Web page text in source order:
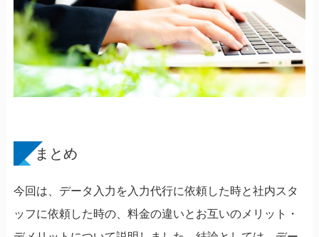
まとめ
今回は、データ入力を入力代行に依頼した時と社内スタ
ッフに依頼した時の、料金の違いとお互いのメリット・